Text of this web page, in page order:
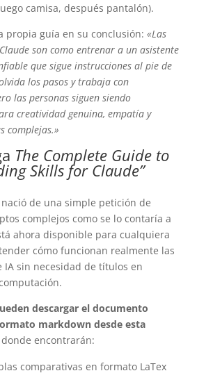
camisa, después pantalón).
propia guía en su conclusión: «Las
son como entrenar a un asistente
que sigue instrucciones al pie de
los pasos y trabaja con
las personas siguen siendo
creatividad genuina, empatía y
complejas.»
The Complete Guide to
Skillsfor Claude”
de una simple petición de
complejos como se lo contaría a
ahora disponible para cualquiera
cómo funcionan realmente las
IA sin necesidad de títulos en
descargar el documento
markdown desde esta
encontrarán:
comparativas en formato LaTex